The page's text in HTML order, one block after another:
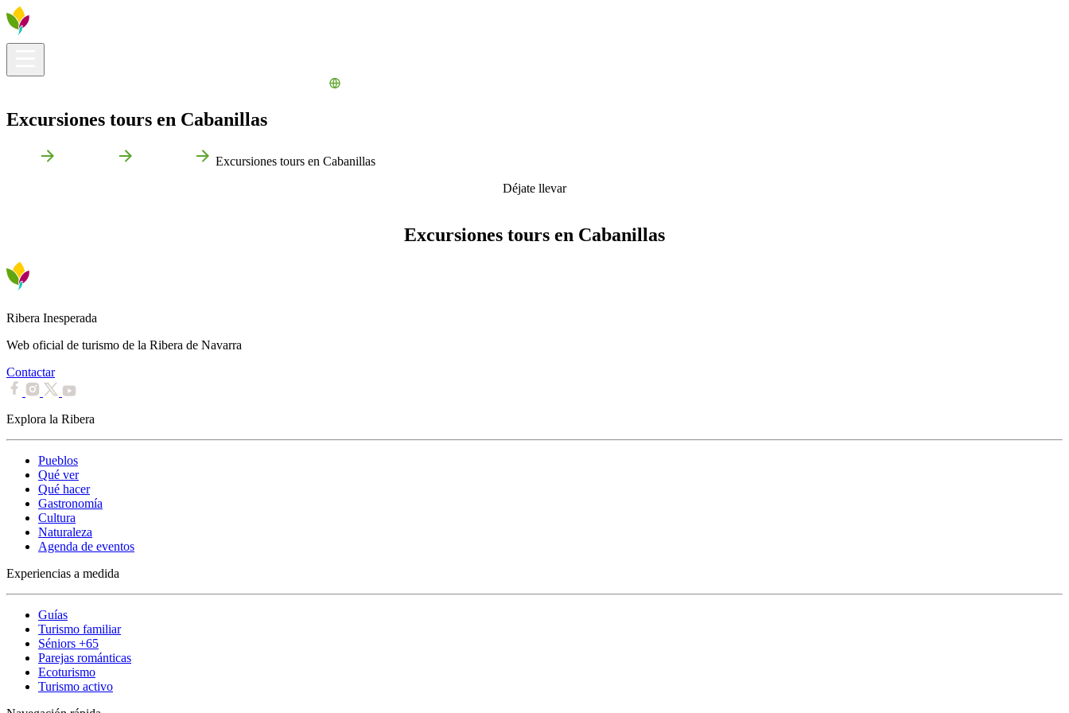
Excursiones tours en Cabanillas
Excursiones tours en Cabanillas
Déjate llevar
Excursiones tours en Cabanillas
Ribera Inesperada
Web oficial de turismo de la Ribera de Navarra
Contactar
Explora la Ribera
Pueblos
Qué ver
Qué hacer
Gastronomía
Cultura
Naturaleza
Agenda de eventos
Experiencias a medida
Guías
Turismo familiar
Séniors +65
Parejas románticas
Ecoturismo
Turismo activo